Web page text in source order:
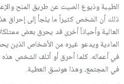
الطيبة وذيوع الصيت عن طريق المنح
ذلك أن الشخص كثيراً ما يلجأ إلى إحراق
العالية وأحياناً أخرى قد يحرق بعض
المادية ويدعو غيره من الأشخاص الذين
في أعماله. كلما أحرق أو أتلف الشخص هذه
في المجتمع، وهذا هونسق العطية.